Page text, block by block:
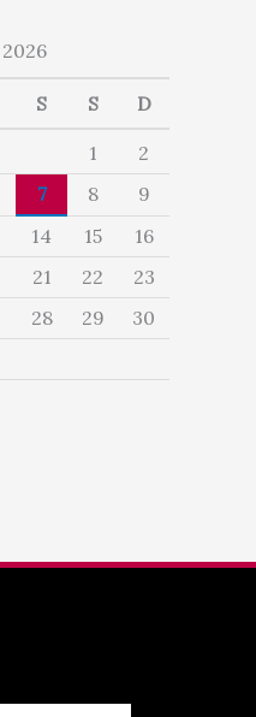
S S D
1
2
7 8
9
14 15
16
21 22
23
28 29
30